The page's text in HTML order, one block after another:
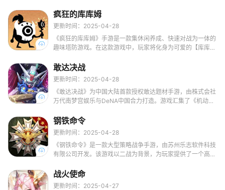
疯狂的库库姆
更新时间：2025-04-28
《疯狂的库库姆》手游是一款集休闲养成、快速对战为一体的
趣味塔防游戏。在这款游戏中，玩家将化身为可爱的【库库
士，自由组合阵容，抵御来自于史前的黑暗怪物，守护部落的
安宁。
敢达决战
更新时间：2025-04-28
《敢达决战》为中国大陆首款授权敢达题材手游，由株式会社
万代南梦宫娱乐与DeNA中国合力打造。游戏汇集了《机动战
《机动战士敢达UC》等经典人气作品中的机体和机师，为玩
家呈现一个真实而经典的敢达世界。
钢铁命令
更新时间：2025-04-28
《钢铁命令》是一款大型策略战争手游，由苏州乐志软件科技
有限公司开发。该游戏以二战为背景，为玩家提供了一个高度
尔克战役、斯大林格勒战役、北非战役和中途岛海战等，还提
供了多种游戏模式，让玩家能够充分体验战争的紧张与刺激。
战火使命
更新时间：2025-04-27